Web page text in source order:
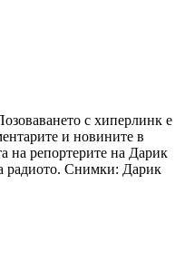
с хиперлинк е
и новините в
на репортерите на Дарик
радиото. Снимки: Дарик